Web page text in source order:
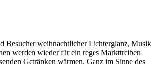
Besucher weihnachtlicher Lichterglanz, Musik
werden wieder für ein reges Markttreiben
Getränken wärmen. Ganz im Sinne des